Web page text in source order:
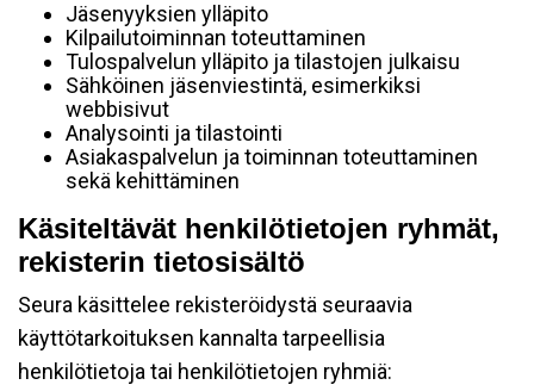
Jäsenyyksien ylläpito
Kilpailutoiminnan toteuttaminen
Tulospalvelun ylläpito ja tilastojen julkaisu
Sähköinen jäsenviestintä, esimerkiksi
webbisivut
Analysointi ja tilastointi
Asiakaspalvelun ja toiminnan toteuttaminen
sekä kehittäminen
Käsiteltävät henkilötietojen ryhmät,
rekisterin tietosisältö
Seura käsittelee rekisteröidystä seuraavia
käyttötarkoituksen kannalta tarpeellisia
henkilötietoja tai henkilötietojen ryhmiä: